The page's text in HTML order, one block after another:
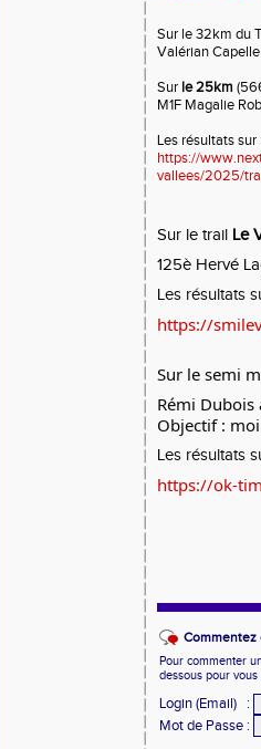
Sur le 32km du
Valérian
Sur le 25km
M1F Magalie
Les résultats sur :
https://
vallees/2025/
Sur le trail Le
125è Hervé
Les résultats
https://
Sur le semi
Rémi
Objectif :
Les résultats
https://ok-
Commentez
Pour commenter
dessous pour
Login (Email)
:
Mot de Passe :